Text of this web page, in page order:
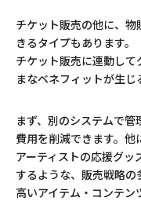
チケット販売の他に、
きるタイプもあります。
チケット販売に連動し
まなベネフィットが生じ
まず、別のシステムで
費用を削減できます。他
アーティストの応援グッ
するような、販売戦略
高いアイテム・コンテ